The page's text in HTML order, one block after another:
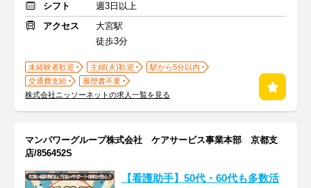
シフト
週3日以上
アクセス
大宮駅
徒歩3分
未経験者歓迎 主婦(夫)歓迎
駅から5分以内
交通費支給
履歴書不要
株式会社ニッソーネットの求人一覧を見る
マンパワーグループ株式会社 ケアサービス事業本部 京都支
店/856452S
【看護助手】50代・60代も多数活